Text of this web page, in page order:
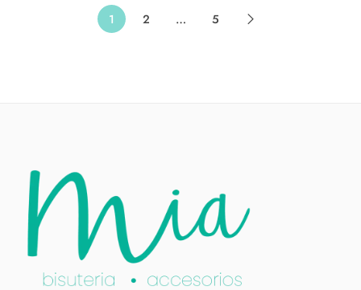
1 2 … 5